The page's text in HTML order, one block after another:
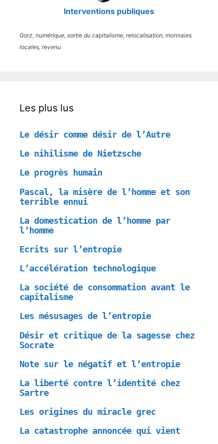
Interventions publiques
Gorz, numérique, sortie du capitalisme, relocalisation, monnaies
locales, revenu
Les plus lus
Le désir comme désir de l’Autre
Le nihilisme de Nietzsche
Le progrès humain
Pascal, la misère de l’homme et son
terrible ennui
La domestication de l’homme par
l’homme
Ecrits sur l’entropie
L’accélération technologique
La société de consommation avant le
capitalisme
Les mésusages de l’entropie
Désir et critique de la sagesse chez
Socrate
Note sur le négatif et l’entropie
La liberté contre l’identité chez
Sartre
Les origines du miracle grec
La catastrophe annoncée qui vient